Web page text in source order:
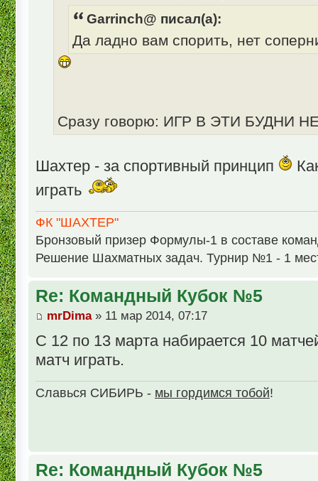
Garrinch@ писал(а):
Да ладно вам спорить, нет
Сразу говорю: ИГР В ЭТИ БУДНИ
Шахтер - за спортивный принцип
играть
ФК "ШАХТЕР"
Бронзовый призер Формулы-1 в составе
Решение Шахматных задач. Турнир №1 - 1
Re: Командный Кубок №5
mrDima» 11 мар 2014, 07:17
С 12 по 13 марта набирается 10
матч играть.
Славься СИБИРЬ - мы гордимся тобой!
Re: Командный Кубок №5